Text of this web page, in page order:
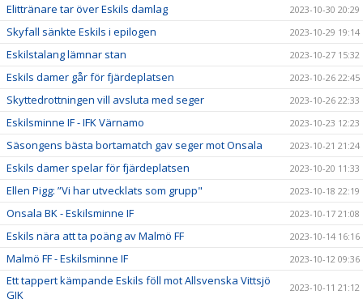
Elittränare tar över Eskils damlag 2023-10-30 20:29
Skyfall sänkte Eskils i epilogen 2023-10-29 19:14
Eskilstalang lämnar stan 2023-10-27 15:32
Eskils damer går för fjärdeplatsen 2023-10-26 22:45
Skyttedrottningen vill avsluta med seger 2023-10-26 22:33
Eskilsminne IF - IFK Värnamo 2023-10-23 12:23
Säsongens bästa bortamatch gav seger mot Onsala 2023-10-21 21:24
Eskils damer spelar för fjärdeplatsen 2023-10-20 11:33
Ellen Pigg: ”Vi har utvecklats som grupp" 2023-10-18 22:19
Onsala BK - Eskilsminne IF 2023-10-17 21:08
Eskils nära att ta poäng av Malmö FF 2023-10-14 16:16
Malmö FF - Eskilsminne IF 2023-10-12 09:36
Ett tappert kämpande Eskils föll mot Allsvenska Vittsjö
GIK
2023-10-11 21:12